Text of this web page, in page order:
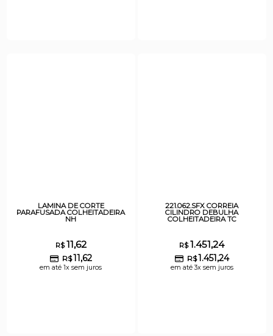
LAMINA DE CORTE
PARAFUSADA COLHEITADEIRA
NH
R$11,62
R$11,62
em até 1x sem juros
221.062.SFX CORREIA
CILINDRO DEBULHA
COLHEITADEIRA TC
R$1.451,24
R$1.451,24
em até 3x sem juros